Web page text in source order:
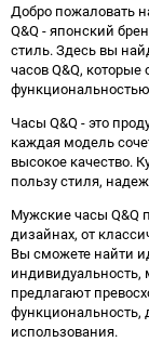
Добро пожаловать
Q&Q - японский
стиль. Здесь вы
часов Q&Q,
Часы Q&Q - это
каждая модель
высокое качество.
пользу стиля,
Мужские часы Q&Q
дизайнах, от
Вы сможете найти
индивидуальность,
предлагают
функциональность,
использования.